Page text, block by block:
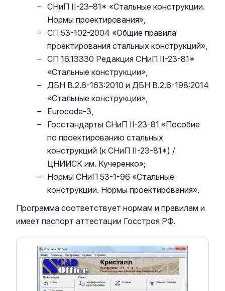
СНиП II-23–81* «Стальные конструкции.
Нормы проектирования»,
СП 53-102-2004 «Общие правила
проектирования стальных конструкций»,
СП 16.13330 Редакция СНиП II-23-81*
«Стальные конструкции»,
ДБН В.2.6-163:2010 и ДБН В.2.6-198:2014
«Стальные конструкции»,
Eurocode-3,
Госстандарты СНиП II-23-81 «Пособие
по проектированию стальных
конструкций (к СНиП II-23-81*) /
ЦНИИСК им. Кучеренко»;
Нормы СНиП 53-1-96 «Стальные
конструкции. Нормы проектирования».
Программа соответствует нормам и правилам и
имеет паспорт аттестации Госстроя РФ.